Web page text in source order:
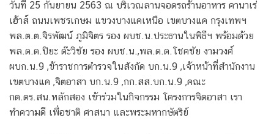
วันที่ 25 กันยายน 2563 ณ บริเวณลานจอดรถร้านอาหาร คานาเร่
เฮ้าส์ ถนนเพชรเกษม แขวงบางแคเหนือ เขตบางแค กรุงเทพฯ
พล.ต.ต.จิรพัฒน์ ภูมิจิตร รอง ผบช.น.ประธานในพิธีฯ พร้อมด้วย
พล.ต.ต.ปิยะ ต๊ะวิชัย รอง ผบช.น.,พล.ต.ต.โชคชัย งามวงศ์
ผบก.น.9 ,ข้าราชการตำรวจในสังกัด บก.น.9 ,เจ้าหน้าที่สำนักงาน
เขตบางแค ,จิตอาสา บก.น.9 ,กก.สส.บก.น.9 ,คณะ
กต.ตร.สน.หลักสอง เข้าร่วมในกิจกรรม โครงการจิตอาสา เรา
ทำความดี เพื่อชาติ ศาสนา และพระมหากษัตริย์